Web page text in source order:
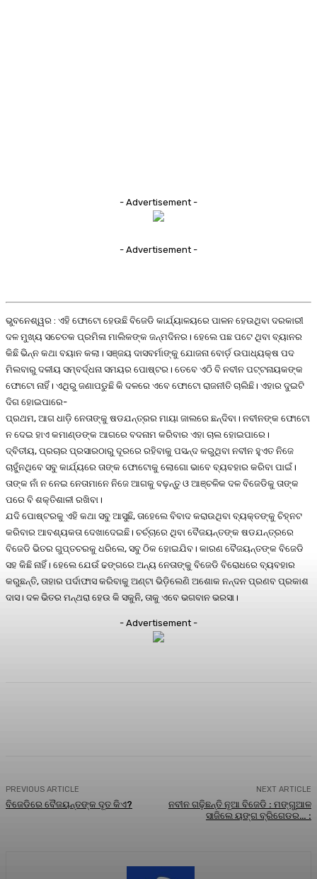
- Advertisement -
- Advertisement -
ଭୁବନେଶ୍ୱର : ଏହି ଫୋଟୋ ହେଉଛି ବିଜେଡି କାର୍ଯ୍ୟାଳୟରେ ପାଳନ ହେଉଥିବା ଦରକାରୀ
ଦଳ ମୁଖ୍ୟ ସଚେତକ ପ୍ରମିଳା ମାଲିକଙ୍କ ଜନ୍ମଦିନର। ହେଲେ ପଛ ପଟେ ଥିବା ବ୍ୟାନର
କିଛି ଭିନ୍ନ କଥା ବୟାନ କଲା। ସଞ୍ଜୟ ଦାସବର୍ମାଙ୍କୁ ଯୋଜନା ବୋର୍ଡ଼ ଉପାଧ୍ୟକ୍ଷ ପଦ
ମିଲବାରୁ ଦଳୀୟ ସମ୍ବର୍ଦ୍ଧନା ସମୟର ପୋଷ୍ଟର। ତେବେ ଏଠି ବି ନବୀନ ପଟ୍ଟନାୟକଙ୍କ
ଫୋଟୋ ନାହିଁ। ଏଥିରୁ ଜଣାପଡୁଛି କି ଦଳରେ ଏବେ ଫୋଟୋ ରାଜନୀତି ଚାଲିଛି। ଏହାର ଦୁଇଟି
ଦିଗ ହୋଇପାରେ-
ପ୍ରଥମ, ଆଗ ଧାଡ଼ି ନେତାଙ୍କୁ ଷଡଯନ୍ତ୍ରର ମାୟା ଜାଲରେ ଛନ୍ଦିବା। ନବୀନଙ୍କ ଫୋଟୋ
ନ ଦେଇ ହାଏ କମାଣ୍ଡଙ୍କ ଆଗରେ ବଦନାମ କରିବାର ଏହା ଚାଲ ହୋଇପାରେ।
ଦ୍ବିତୀୟ, ପ୍ରଚାର ପ୍ରସାରଠାରୁ ଦୂରରେ ରହିବାକୁ ପସନ୍ଦ କରୁଥିବା ନବୀନ ହୁଏତ ନିଜେ
ଚାହୁଁନଥିବେ ସବୁ କାର୍ଯ୍ୟରେ ତାଙ୍କ ଫୋଟୋକୁ ଲୋଗୋ ଭାବେ ବ୍ୟବହାର କରିବା ପାଇଁ।
ତାଙ୍କ ନାଁ ନ ନେଇ ନେତାମାନେ ନିଜେ ଆଗକୁ ବଢ଼ନ୍ତୁ ଓ ଆଞ୍ଚଳିକ ଦଳ ବିଜେଡିକୁ ତାଙ୍କ
ପରେ ବି ଶକ୍ତିଶାଳୀ ରଖିବା।
ଯଦି ପୋଷ୍ଟରକୁ ଏହି କଥା ସବୁ ଆସୁଛି, ତାହେଲେ ବିବାଦ କରାଉଥିବା ବ୍ୟକ୍ତଙ୍କୁ ଚିହ୍ନଟ
କରିବାର ଆବଶ୍ୟକତା ଦେଖାଦେଇଛି। ଚର୍ଚ୍ଚାରେ ଥିବା ବୈଜୟନ୍ତଙ୍କ ଷଡଯନ୍ତ୍ରରେ
ବିଜେଡି ଭିତର ଗୁପ୍ତଚରକୁ ଧରିଲେ, ସବୁ ଠିକ ହୋଇଯିବ। କାରଣ ବୈଜୟନ୍ତଙ୍କ ବିଜେଡି
ସହ କିଛି ନାହିଁ। ହେଲେ ଯେଉଁ ଢଙ୍ଗରେ ଅନ୍ୟ ନେତାଙ୍କୁ ବିଜେଡି ବିରୋଧରେ ବ୍ୟବହାର
କରୁଛନ୍ତି, ତାହାର ପର୍ଦାଫାସ କରିବାକୁ ଅଣ୍ଟା ଭିଡ଼ିଲେଣି ଅଶୋକ ନନ୍ଦନ ପ୍ରଣବ ପ୍ରକାଶ
ଦାସ। ଦଳ ଭିତର ମନ୍ଥରା ହେଉ କି ସକୁନି, ତାକୁ ଏବେ ଭଗବାନ ଭରସା।
- Advertisement -
PREVIOUS ARTICLE
ବିଜେଡିରେ ବୈଜୟନ୍ତଙ୍କ ଦୂତ କିଏ?
NEXT ARTICLE
ନବୀନ ଗଢ଼ିଛନ୍ତି ନୂଆ ବିଜେଡି : ମଙ୍ଗୁଆଳ
ସାଜିଲେ ୟଙ୍ଗ ବ୍ରିଗେଡର… :